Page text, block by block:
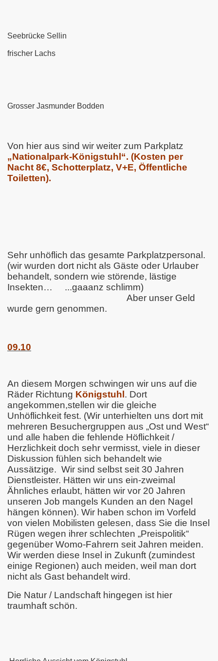
Seebrücke Sellin
frischer Lachs
Grosser Jasmunder Bodden
Von hier aus sind wir weiter zum Parkplatz
„Nationalpark-Königstuhl“. (Kosten per
Nacht 8€, Schotterplatz, V+E, Öffentliche
Toiletten).
Sehr unhöflich das gesamte Parkplatzpersonal.
(wir wurden dort nicht als Gäste oder Urlauber
behandelt, sondern wie störende, lästige
Insekten…
...gaaanz schlimm)
Aber unser Geld
wurde gern genommen.
09.10
An diesem Morgen schwingen wir uns auf die
Räder Richtung Königstuhl. Dort
angekommen,stellen wir die gleiche
Unhöflichkeit fest. (Wir unterhielten uns dort mit
mehreren Besuchergruppen aus „Ost und West“
und alle haben die fehlende Höflichkeit /
Herzlichkeit doch sehr vermisst, viele in dieser
Diskussion fühlen sich behandelt wie
Aussätzige. Wir sind selbst seit 30 Jahren
Dienstleister. Hätten wir uns ein-zweimal
Ähnliches erlaubt, hätten wir vor 20 Jahren
unseren Job mangels Kunden an den Nagel
hängen können). Wir haben schon im Vorfeld
von vielen Mobilisten gelesen, dass Sie die Insel
Rügen wegen ihrer schlechten „Preispolitik“
gegenüber Womo-Fahrern seit Jahren meiden.
Wir werden diese Insel in Zukunft (zumindest
einige Regionen) auch meiden, weil man dort
nicht als Gast behandelt wird.
Die Natur / Landschaft hingegen ist hier
traumhaft schön.